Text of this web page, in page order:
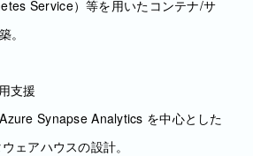
Service）等を用いたコンテナ/サ
。
支援
Synapse Analytics を中心とした
ェアハウスの設計。